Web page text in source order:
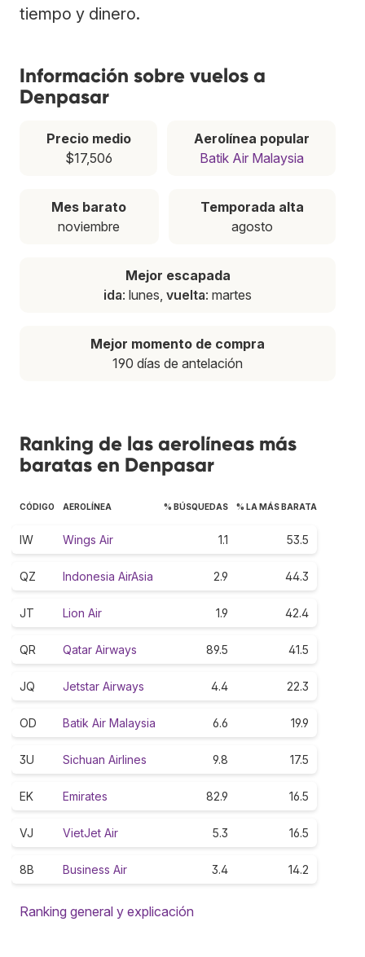
tiempo y dinero.
Información sobre vuelos a
Denpasar
Precio medio
$17,506
Aerolínea popular
Batik Air Malaysia
Mes barato
noviembre
Temporada alta
agosto
Mejor escapada
ida: lunes, vuelta: martes
Mejor momento de compra
190 días de antelación
Ranking de las aerolíneas más
baratas en Denpasar
CÓDIGO AEROLÍNEA % BÚSQUEDAS % LA MÁS BARATA
IW Wings Air 1.1 53.5
QZ Indonesia AirAsia 2.9 44.3
JT Lion Air 1.9 42.4
QR Qatar Airways 89.5 41.5
JQ Jetstar Airways 4.4 22.3
OD Batik Air Malaysia 6.6 19.9
3U Sichuan Airlines 9.8 17.5
EK Emirates 82.9 16.5
VJ VietJet Air 5.3 16.5
8B Business Air 3.4 14.2
Ranking general y explicación